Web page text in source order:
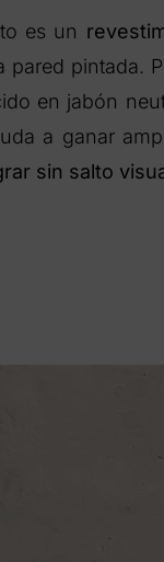
es un
pared pintada.
en jabón
a ganar
sin salto